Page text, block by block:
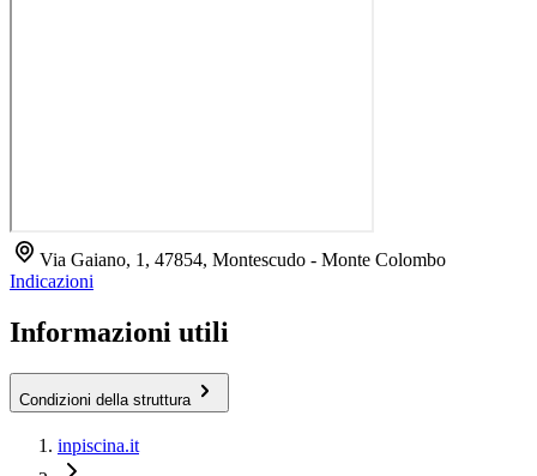
Via Gaiano, 1, 47854, Montescudo - Monte Colombo
Indicazioni
Informazioni utili
Condizioni della struttura
inpiscina.it